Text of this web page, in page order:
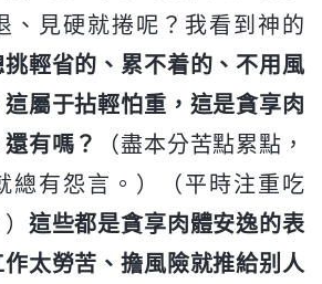
、見硬就捲呢？我看到神的
輕省的、累不着的、不用風
屬于拈輕怕重，這是貪享肉
有嗎？
（盡本分苦點累點，
總有怨言。）（平時注重吃
這些都是貪享肉體安逸的表
太勞苦、擔風險就推給别人